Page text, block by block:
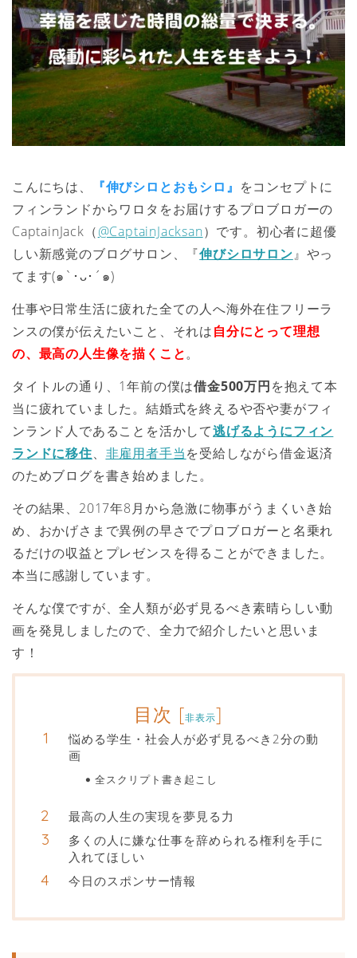
こんにちは、 『伸びシロとおもシロ』 をコンセプトに
フィンランドからワロタをお届けするプロブロガーの
CaptainJack（@CaptainJacksan）です。初心者に超優
しい新感覚のブログサロン、『伸びシロサロン』やっ
てます‪(๑`･ᴗ･´๑)‬
仕事や日常生活に疲れた全ての人へ海外在住フリーラ
ンスの僕が伝えたいこと、それは自分にとって理想
の、最高の人生像を描くこと。
タイトルの通り、1年前の僕は借金500万円を抱えて本
当に疲れていました。結婚式を終えるや否や妻がフィ
ンランド人であることを活かして逃げるようにフィン
ランドに移住、 非雇用者手当を受給しながら借金返済
のためブログを書き始めました。
その結果、2017年8月から急激に物事がうまくいき始
め、おかげさまで異例の早さでプロブロガーと名乗れ
るだけの収益とプレゼンスを得ることができました。
本当に感謝しています。
そんな僕ですが、全人類が必ず見るべき素晴らしい動
画を発見しましたので、全力で紹介したいと思いま
す！
目次 [非表示]
悩める学生・社会人が必ず見るべき2分の動
画
全スクリプト書き起こし
最高の人生の実現を夢見る力
多くの人に嫌な仕事を辞められる権利を手に
入れてほしい
今日のスポンサー情報